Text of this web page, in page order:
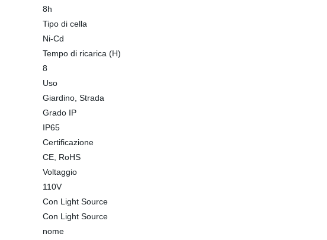
8h
Tipo di cella
Ni-Cd
Tempo di ricarica (H)
8
Uso
Giardino, Strada
Grado IP
IP65
Certificazione
CE, RoHS
Voltaggio
110V
Con Light Source
Con Light Source
nome